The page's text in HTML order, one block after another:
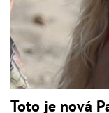
Toto je nová